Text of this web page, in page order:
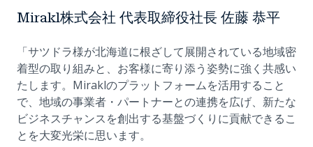
Mirakl株式会社 代表取締役社長 佐藤 恭平
「サツドラ様が北海道に根ざして展開されている地域密
着型の取り組みと、お客様に寄り添う姿勢に強く共感い
たします。Miraklのプラットフォームを活用すること
で、地域の事業者・パートナーとの連携を広げ、新たな
ビジネスチャンスを創出する基盤づくりに貢献できるこ
とを大変光栄に思います。